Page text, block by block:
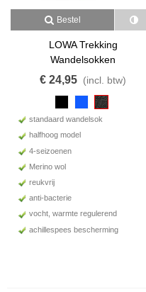
Bestel
LOWA Trekking
Wandelsokken
€ 24,95 (incl. btw)
standaard wandelsok
halfhoog model
4-seizoenen
Merino wol
reukvrij
anti-bacterie
vocht, warmte regulerend
achillespees bescherming